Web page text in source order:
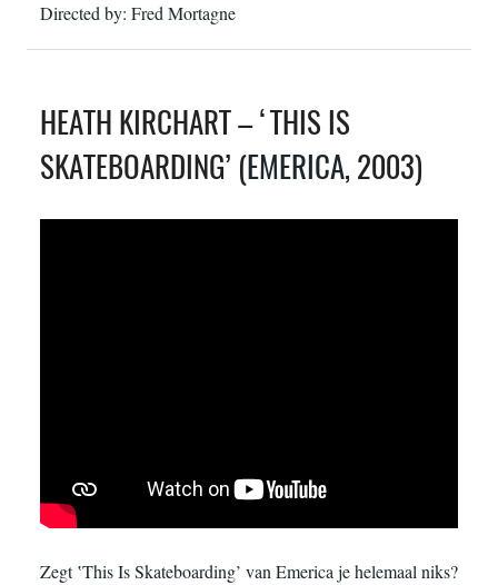
Directed by: Fred Mortagne
HEATH KIRCHART – ‘THIS IS
SKATEBOARDING’ (EMERICA, 2003)
Zegt ‛This Is Skateboarding’ van Emerica je helemaal niks?